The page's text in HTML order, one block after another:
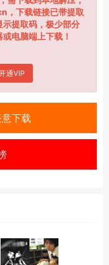
，下载链接已带提取
提取码，极少部分
电脑端上下载！
通VIP
下载